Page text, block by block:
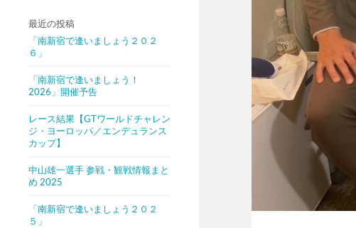
最近の投稿
「南新宿で逢いましょう２０２
６」
「南新宿で逢いましょう！
2026」開催予告
レース結果【GTワールドチャレン
ジ・ヨーロッパ／エンデュランス
カップ】
中山雄一選手 参戦・観戦情報まと
め 2025
「南新宿で逢いましょう２０２
５」